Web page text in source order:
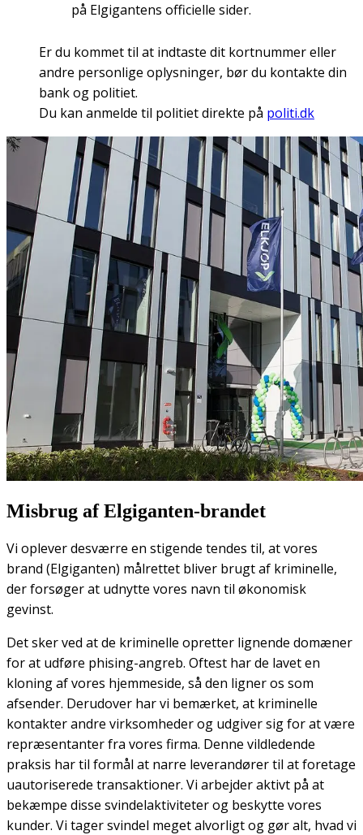
på Elgigantens officielle sider.
Er du kommet til at indtaste dit kortnummer eller
andre personlige oplysninger, bør du kontakte din
bank og politiet.
Du kan anmelde til politiet direkte på politi.dk
Misbrug af Elgiganten-brandet
Vi oplever desværre en stigende tendes til, at vores
brand (Elgiganten) målrettet bliver brugt af kriminelle,
der forsøger at udnytte vores navn til økonomisk
gevinst.
Det sker ved at de kriminelle opretter lignende domæner
for at udføre phising-angreb. Oftest har de lavet en
kloning af vores hjemmeside, så den ligner os som
afsender. Derudover har vi bemærket, at kriminelle
kontakter andre virksomheder og udgiver sig for at være
repræsentanter fra vores firma. Denne vildledende
praksis har til formål at narre leverandører til at foretage
uautoriserede transaktioner. Vi arbejder aktivt på at
bekæmpe disse svindelaktiviteter og beskytte vores
kunder. Vi tager svindel meget alvorligt og gør alt, hvad vi